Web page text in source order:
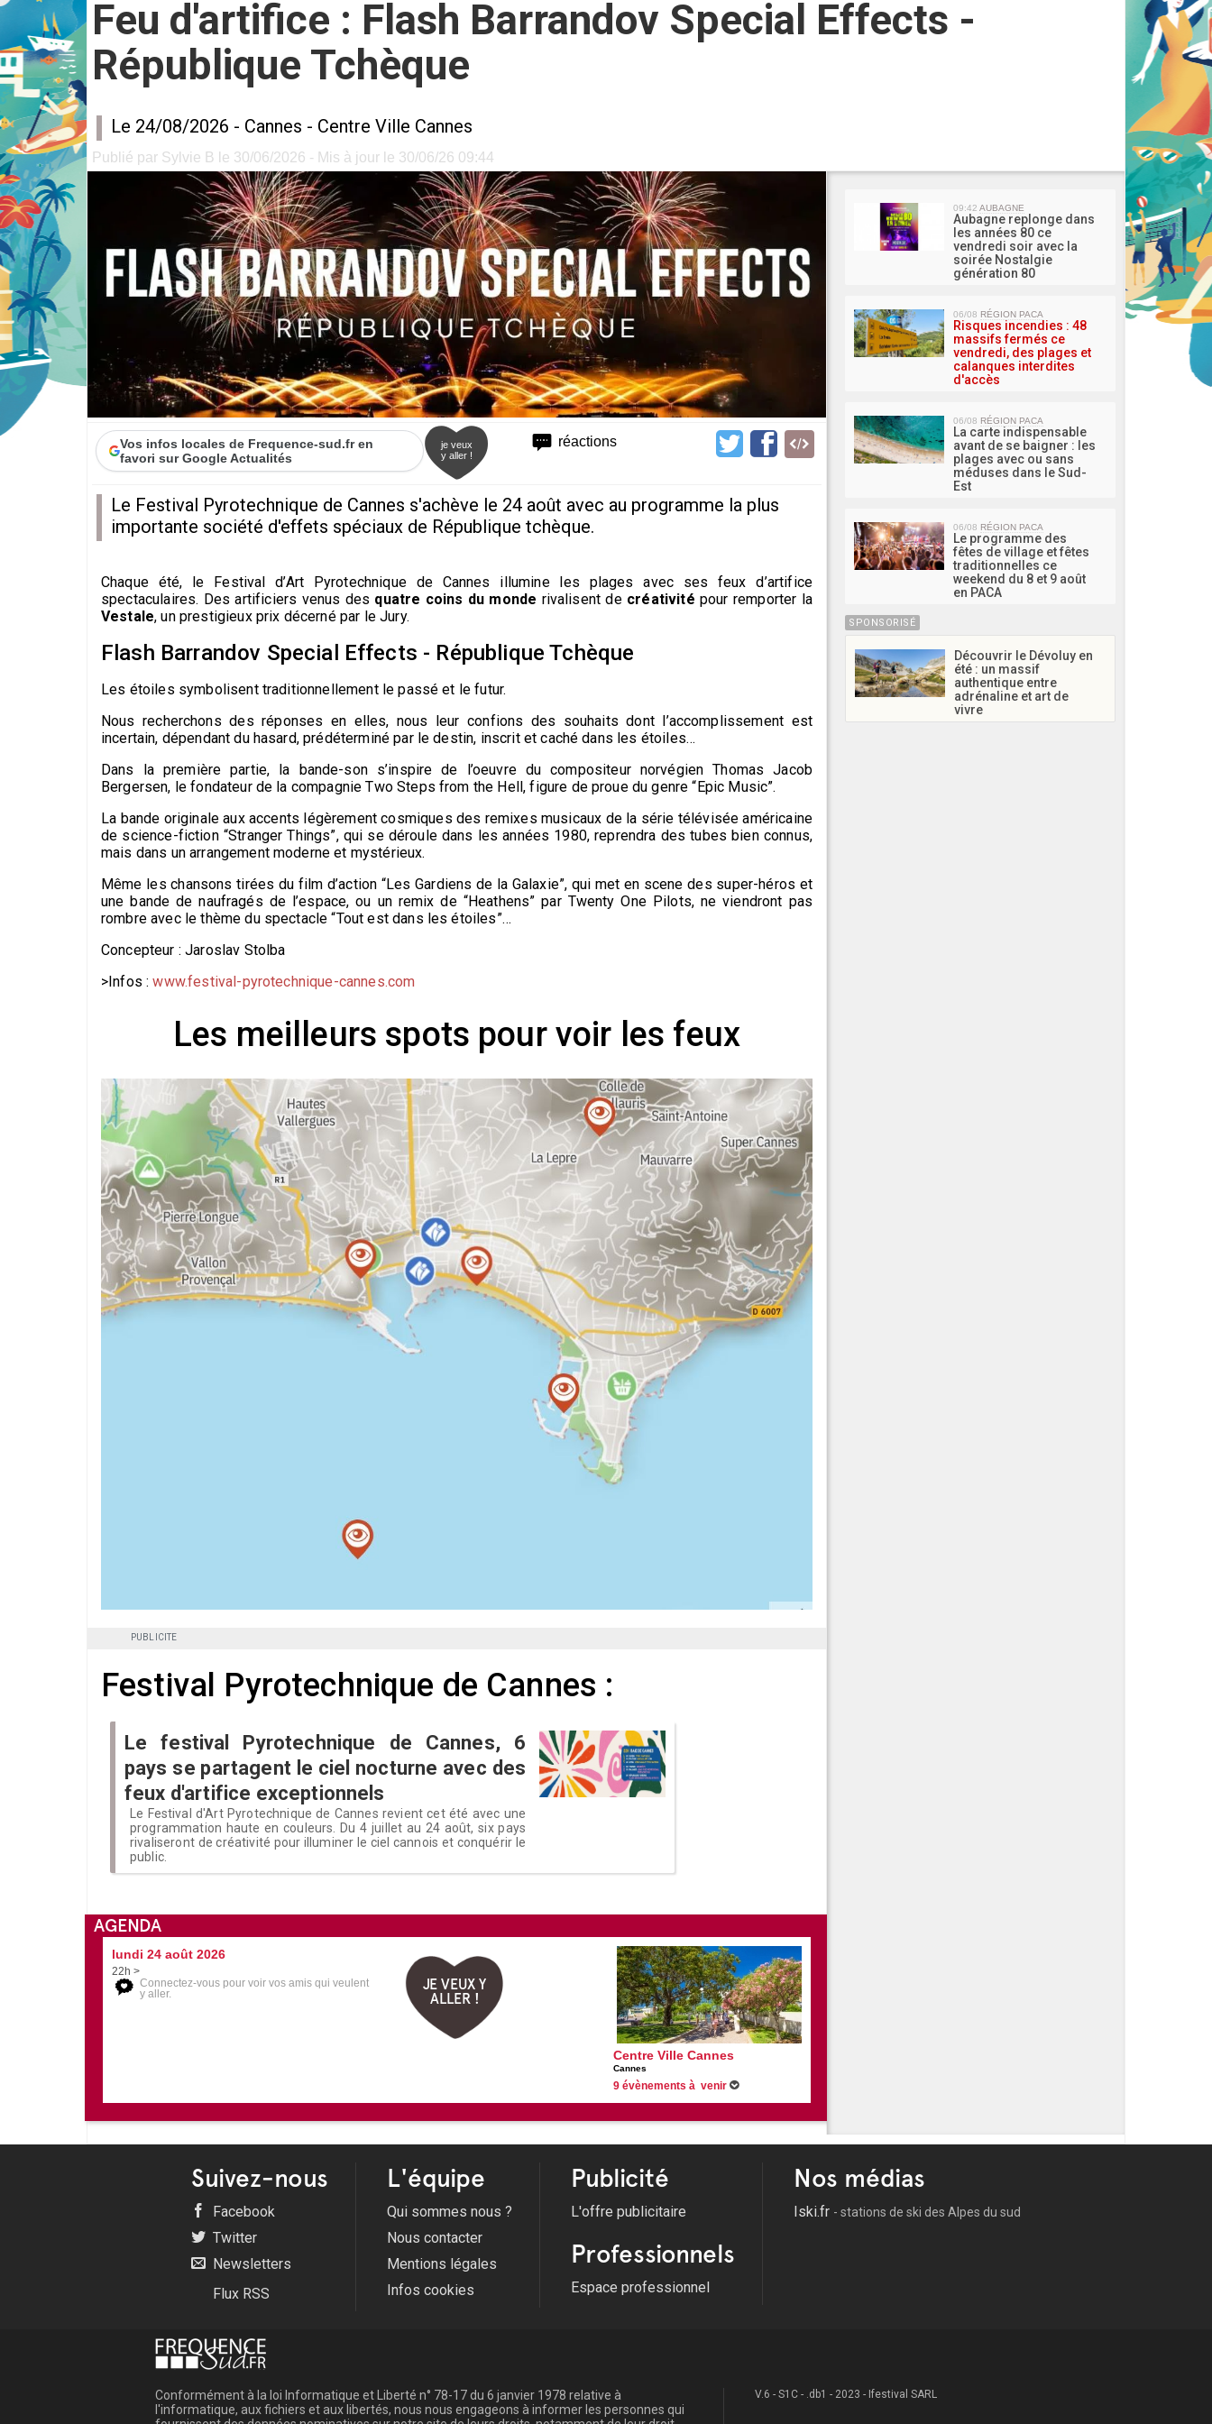
Feu d'artifice : Flash Barrandov Special Effects -
République Tchèque
Le 24/08/2026 - Cannes - Centre Ville Cannes
Publié par Sylvie B le 30/06/2026 - Mis à jour le 30/06/26 09:44
réactions
Vos infos locales de Frequence-sud.fr en
favori sur Google Actualités
je veux
y aller !
Le Festival Pyrotechnique de Cannes s'achève le 24 août avec au programme la plus
importante société d'effets spéciaux de République tchèque.
Chaque été, le Festival d’Art Pyrotechnique de Cannes illumine les plages avec ses feux d’artifice
spectaculaires. Des artificiers venus des quatre coins du monde rivalisent de créativité pour remporter la
Vestale, un prestigieux prix décerné par le Jury.
Flash Barrandov Special Effects - République Tchèque
Les étoiles symbolisent traditionnellement le passé et le futur.
Nous recherchons des réponses en elles, nous leur confions des souhaits dont l’accomplissement est
incertain, dépendant du hasard, prédéterminé par le destin, inscrit et caché dans les étoiles…
Dans la première partie, la bande-son s’inspire de l’oeuvre du compositeur norvégien Thomas Jacob
Bergersen, le fondateur de la compagnie Two Steps from the Hell, figure de proue du genre “Epic Music”.
La bande originale aux accents légèrement cosmiques des remixes musicaux de la série télévisée américaine
de science-fiction “Stranger Things”, qui se déroule dans les années 1980, reprendra des tubes bien connus,
mais dans un arrangement moderne et mystérieux.
Même les chansons tirées du film d’action “Les Gardiens de la Galaxie”, qui met en scene des super-héros et
une bande de naufragés de l’espace, ou un remix de “Heathens” par Twenty One Pilots, ne viendront pas
rombre avec le thème du spectacle “Tout est dans les étoiles”…
Concepteur : Jaroslav Stolba
>Infos :www.festival-pyrotechnique-cannes.com
Les meilleurs spots pour voir les feux
PUBLICITE
Festival Pyrotechnique de Cannes :
Le festival Pyrotechnique de Cannes, 6
pays se partagent le ciel nocturne avec des
feux d'artifice exceptionnels
Le Festival d'Art Pyrotechnique de Cannes revient cet été avec une
programmation haute en couleurs. Du 4 juillet au 24 août, six pays
rivaliseront de créativité pour illuminer le ciel cannois et conquérir le
public.
AGENDA
lundi 24 août 2026
22h >
Connectez-vous pour voir vos amis qui veulent
y aller.
JE VEUX Y
ALLER !
Centre Ville Cannes
Cannes
9 évènements à venir
Les Jeudis du Suquet
MA
09:42 AUBAGNE
Aubagne replonge dans
les années 80 ce
vendredi soir avec la
soirée Nostalgie
génération 80
06/08 RÉGION PACA
Risques incendies : 48
massifs fermés ce
vendredi, des plages et
calanques interdites
d'accès
06/08 RÉGION PACA
La carte indispensable
avant de se baigner : les
plages avec ou sans
méduses dans le Sud-
Est
06/08 RÉGION PACA
Le programme des
fêtes de village et fêtes
traditionnelles ce
weekend du 8 et 9 août
en PACA
SPONSORISÉ
Découvrir le Dévoluy en
été : un massif
authentique entre
adrénaline et art de
vivre
Suivez-nous
Facebook
Twitter
Newsletters
Flux RSS
L'équipe
Qui sommes nous ?
Nous contacter
Mentions légales
Infos cookies
Publicité
L'offre publicitaire
Professionnels
Espace professionnel
Nos médias
Iski.fr - stations de ski des Alpes du sud
Conformément à la loi Informatique et Liberté n° 78-17 du 6 janvier 1978 relative à
l'informatique, aux fichiers et aux libertés, nous nous engageons à informer les personnes qui
V.6 - S1C - .db1 - 2023 - Ifestival SARL